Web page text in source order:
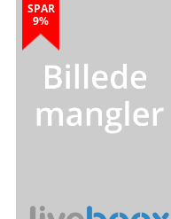
SPAR
9%